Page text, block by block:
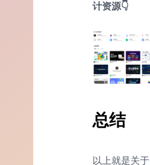
计资源👇
总结
以上就是关于